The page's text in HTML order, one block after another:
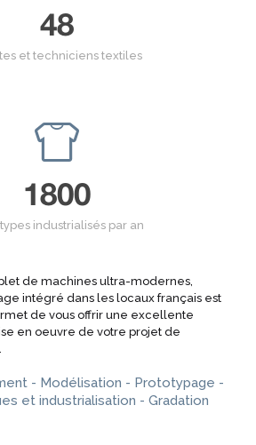
48
et techniciens textiles
1800
industrialisés par an
de machines ultra-modernes,
intégré dans les locaux français est
de vous offrir une excellente
en oeuvre de votre projet de
- Modélisation - Prototypage -
et industrialisation - Gradation